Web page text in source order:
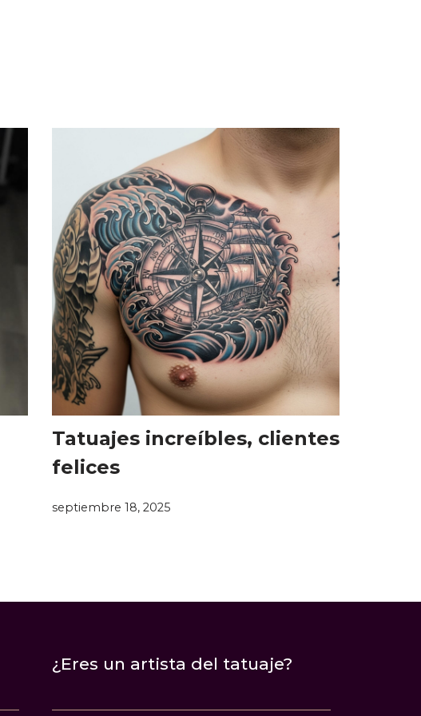
Tatuajes increíbles, clientes
felices
septiembre 18, 2025
¿Eres un artista del tatuaje?